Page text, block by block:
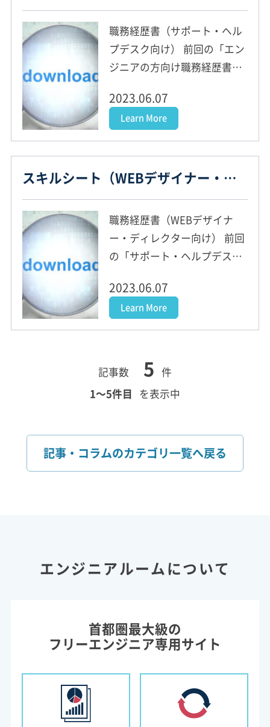
職務経歴書（サポート・ヘル
プデスク向け） 前回の「エン
ジニアの方向け職務経歴書」
介しますのは、サポート・ヘ
ルプデスクの方向けの『職務
経歴書』です。 お仕事探しで
ぜひお役立てください！ [ご
利用方法] (1)下記リ...
2023.06.07
Learn More
スキルシート（WEBデザイナー・ディレクター向け） – フリーエンジニアお役立ちツール
職務経歴書（WEBデザイナ
ー・ディレクター向け） 前回
の「サポート・ヘルプデスク
続きまして、 今回ご紹介しま
すのは、WEBデザイナー・デ
ィレクターの方向けの『職務
ぜひお役立てください！ ...
2023.06.07
Learn More
記事数 5 件
1〜5件目
を表示中
記事・コラムのカテゴリ一覧へ戻る
エンジニアルームについて
首都圏最大級の
フリーエンジニア専用サイト